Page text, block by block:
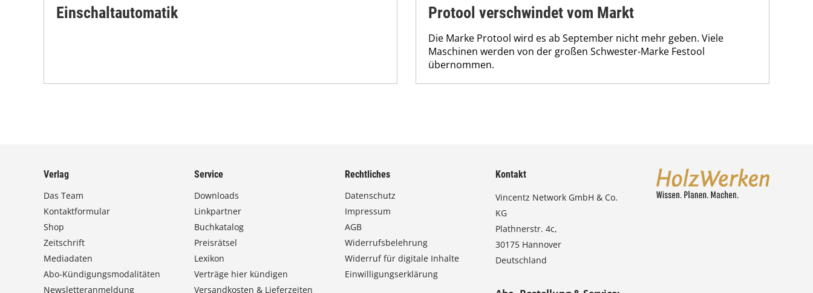
Einschaltautomatik Protool verschwindet vom Markt
Die Marke Protool wird es ab September nicht mehr geben. Viele
Maschinen werden von der großen Schwester-Marke Festool
übernommen.
Verlag
Das Team
Kontaktformular
Shop
Zeitschrift
Mediadaten
Abo-Kündigungsmodalitäten
Newsletteranmeldung
Service
Downloads
Linkpartner
Buchkatalog
Preisrätsel
Lexikon
Verträge hier kündigen
Versandkosten & Lieferzeiten
Rechtliches
Datenschutz
Impressum
AGB
Widerrufsbelehrung
Widerruf für digitale Inhalte
Einwilligungserklärung
Kontakt
Vincentz Network GmbH & Co.
KG
Plathnerstr. 4c,
30175 Hannover
Deutschland